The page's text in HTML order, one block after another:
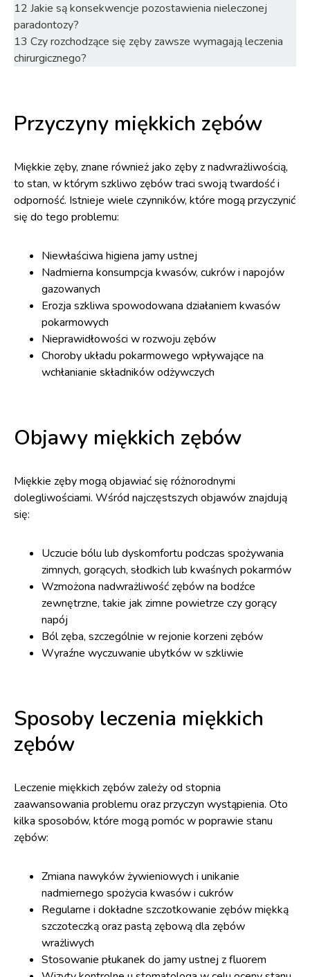
12 Jakie są konsekwencje pozostawienia nieleczonej
paradontozy?
13 Czy rozchodzące się zęby zawsze wymagają leczenia
chirurgicznego?
Przyczyny miękkich zębów
Miękkie zęby, znane również jako zęby z nadwrażliwością,
to stan, w którym szkliwo zębów traci swoją twardość i
odporność. Istnieje wiele czynników, które mogą przyczynić
się do tego problemu:
Niewłaściwa higiena jamy ustnej
Nadmierna konsumpcja kwasów, cukrów i napojów
gazowanych
Erozja szkliwa spowodowana działaniem kwasów
pokarmowych
Nieprawidłowości w rozwoju zębów
Choroby układu pokarmowego wpływające na
wchłanianie składników odżywczych
Objawy miękkich zębów
Miękkie zęby mogą objawiać się różnorodnymi
dolegliwościami. Wśród najczęstszych objawów znajdują
się:
Uczucie bólu lub dyskomfortu podczas spożywania
zimnych, gorących, słodkich lub kwaśnych pokarmów
Wzmożona nadwrażliwość zębów na bodźce
zewnętrzne, takie jak zimne powietrze czy gorący
napój
Ból zęba, szczególnie w rejonie korzeni zębów
Wyraźne wyczuwanie ubytków w szkliwie
Sposoby leczenia miękkich
zębów
Leczenie miękkich zębów zależy od stopnia
zaawansowania problemu oraz przyczyn wystąpienia. Oto
kilka sposobów, które mogą pomóc w poprawie stanu
zębów:
Zmiana nawyków żywieniowych i unikanie
nadmiernego spożycia kwasów i cukrów
Regularne i dokładne szczotkowanie zębów miękką
szczoteczką oraz pastą zębową dla zębów
wrażliwych
Stosowanie płukanek do jamy ustnej z fluorem